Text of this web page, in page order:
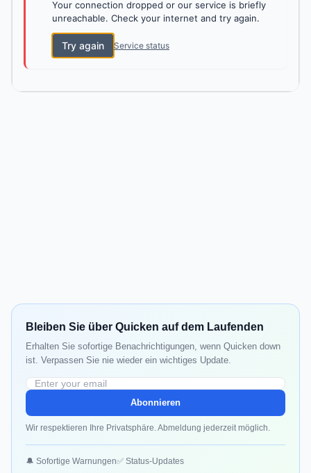
Your connection dropped or our service is briefly
unreachable. Check your internet and try again.
Try again Service status
Bleiben Sie über Quicken auf dem Laufenden
Erhalten Sie sofortige Benachrichtigungen, wenn Quicken down
ist. Verpassen Sie nie wieder ein wichtiges Update.
Abonnieren
Wir respektieren Ihre Privatsphäre. Abmeldung jederzeit möglich.
🔔 Sofortige Warnungen✅ Status-Updates